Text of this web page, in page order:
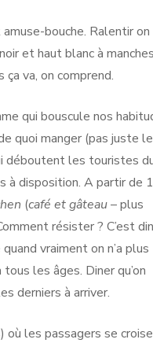
bouche. Ralentir on
et haut blanc à manches
va, on comprend.
qui bouscule nos
quoi manger (pas juste
déboutent les touristes
à disposition. A partir de
(café et gâteau– plus
résister ? C’est
vraiment on n’a plus
les âges. Diner qu’on
derniers à arriver.
où les passagers se